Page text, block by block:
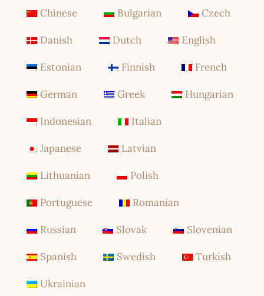
Chinese Bulgarian Czech
Danish Dutch English
Estonian Finnish French
German Greek Hungarian
Indonesian Italian
Japanese Latvian
Lithuanian Polish
Portuguese Romanian
Russian Slovak Slovenian
Spanish Swedish Turkish
Ukrainian